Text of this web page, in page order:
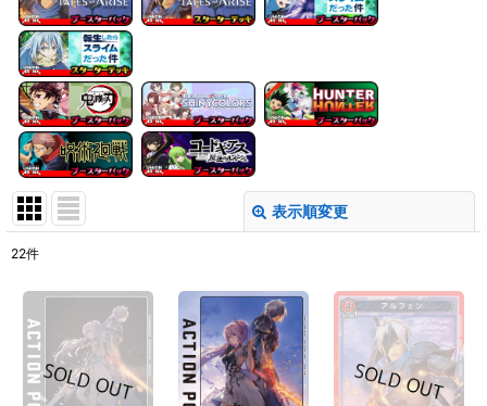
表示順変更
在庫あり
並び順:
22件